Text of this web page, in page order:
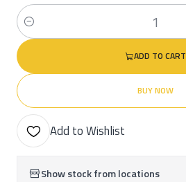
Quantity
ADD TO CART
BUY NOW
Add to Wishlist
Show stock from locations